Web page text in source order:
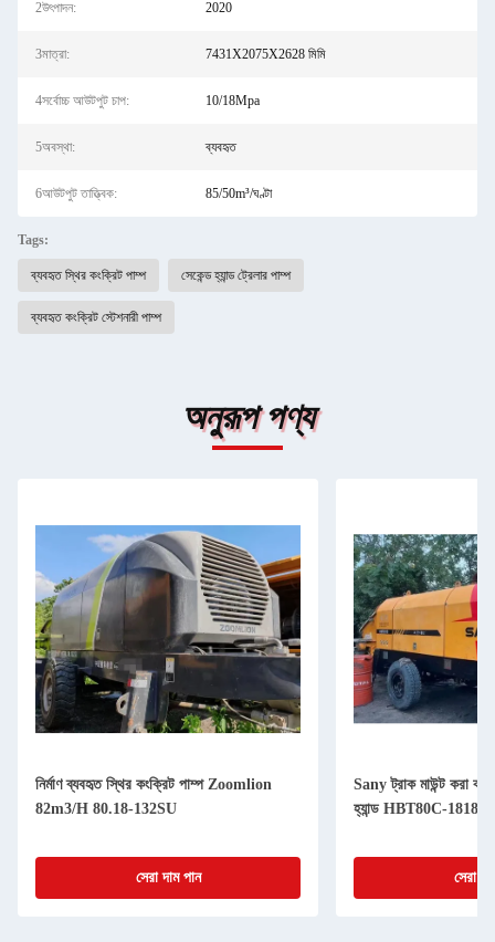
2উৎপাদন: 2020
3মাত্রা: 7431X2075X2628 মিমি
4সর্বোচ্চ আউটপুট চাপ: 10/18Mpa
5অবস্থা: ব্যবহৃত
6আউটপুট তাত্ত্বিক: 85/50m³/ঘণ্টা
Tags:
ব্যবহৃত স্থির কংক্রিট পাম্প সেকেন্ড হ্যান্ড ট্রেলার পাম্প
ব্যবহৃত কংক্রিট স্টেশনারী পাম্প
অনুরূপ পণ্য
নির্মাণ ব্যবহৃত স্থির কংক্রিট পাম্প Zoomlion
82m3/H 80.18-132SU
সেরা দাম পান
Sany ট্রাক মাউন্ট করা
হ্যান্ড HBT80C-1818D
সেরা